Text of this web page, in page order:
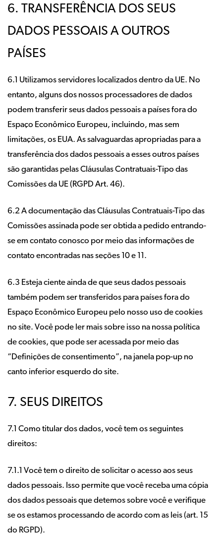
6. TRANSFERÊNCIA DOS SEUS
DADOS PESSOAIS A OUTROS
PAÍSES
6.1 Utilizamos servidores localizados dentro da UE. No
entanto, alguns dos nossos processadores de dados
podem transferir seus dados pessoais a países fora do
Espaço Econômico Europeu, incluindo, mas sem
limitações, os EUA. As salvaguardas apropriadas para a
transferência dos dados pessoais a esses outros países
são garantidas pelas Cláusulas Contratuais-Tipo das
Comissões da UE (RGPD Art. 46).
6.2 A documentação das Cláusulas Contratuais-Tipo das
Comissões assinada pode ser obtida a pedido entrando-
se em contato conosco por meio das informações de
contato encontradas nas seções 10 e 11.
6.3 Esteja ciente ainda de que seus dados pessoais
também podem ser transferidos para países fora do
Espaço Econômico Europeu pelo nosso uso de cookies
no site. Você pode ler mais sobre isso na nossa política
de cookies, que pode ser acessada por meio das
“Definições de consentimento”, na janela pop-up no
canto inferior esquerdo do site.
7. SEUS DIREITOS
7.1 Como titular dos dados, você tem os seguintes
direitos:
7.1.1 Você tem o direito de solicitar o acesso aos seus
dados pessoais. Isso permite que você receba uma cópia
dos dados pessoais que detemos sobre você e verifique
se os estamos processando de acordo com as leis (art. 15
do RGPD).